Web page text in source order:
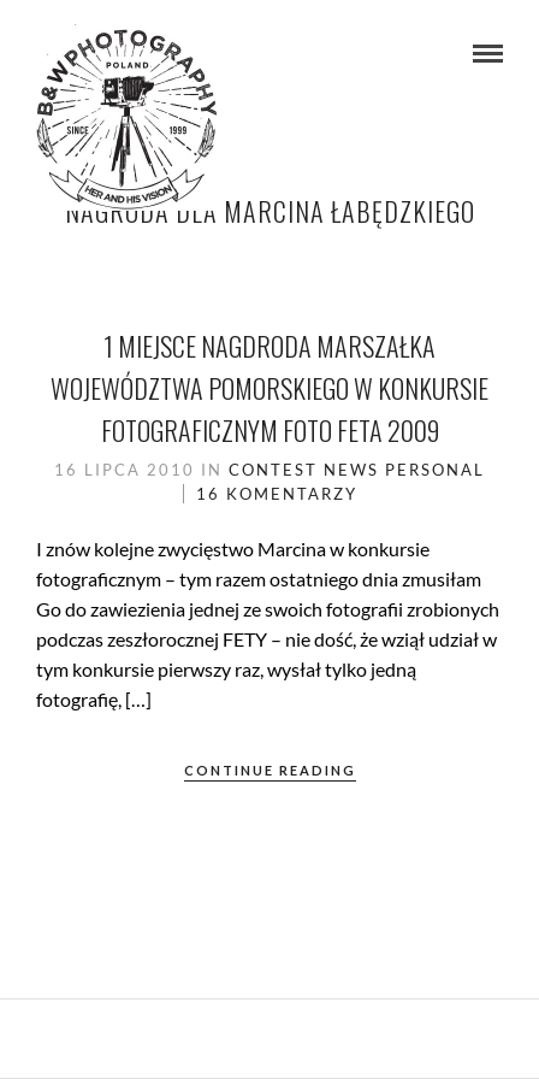
NAGRODA DLA MARCINA ŁABĘDZKIEGO
1 MIEJSCE NAGDRODA MARSZAŁKA
WOJEWÓDZTWA POMORSKIEGO W KONKURSIE
FOTOGRAFICZNYM FOTO FETA 2009
16 LIPCA 2010 IN CONTEST NEWS PERSONAL
16 KOMENTARZY
I znów kolejne zwycięstwo Marcina w konkursie
fotograficznym – tym razem ostatniego dnia zmusiłam
Go do zawiezienia jednej ze swoich fotografii zrobionych
podczas zeszłorocznej FETY – nie dość, że wziął udział w
tym konkursie pierwszy raz, wysłał tylko jedną
fotografię, […]
CONTINUE READING